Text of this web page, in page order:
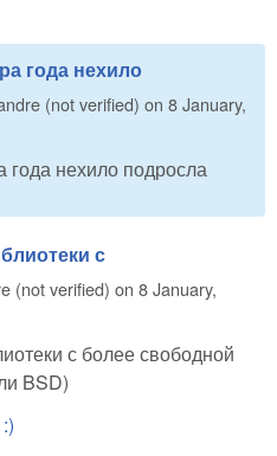
года нехило
(not verified) on 8 January,
года нехило подросла
с
(not verified) on 8 January,
с более свободной
BSD)